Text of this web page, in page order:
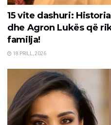
15 vite dashuri:
dhe Agron Lukës që
familja!
18 PRILL, 2026